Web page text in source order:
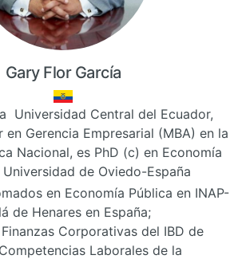
Gary Flor García
Universidad Central del Ecuador,
Gerencia Empresarial (MBA) en la
Nacional, es PhD (c) en Economía
de Oviedo-España
en Economía Pública en INAP-
de Henares en España;
Corporativas del IBD de
Laborales de la